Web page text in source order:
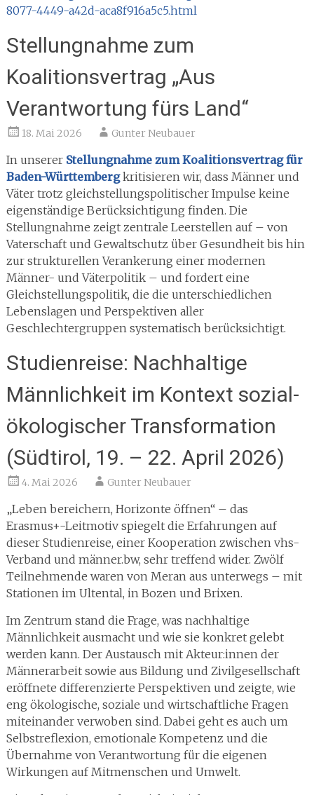
8077-4449-a42d-aca8f916a5c5.html
Stellungnahme zum
Koalitionsvertrag „Aus
Verantwortung fürs Land“
18. Mai 2026 Gunter Neubauer
In unserer Stellungnahme zum Koalitionsvertrag für
Baden-Württembergkritisieren wir, dass Männer und
Väter trotz gleichstellungspolitischer Impulse keine
eigenständige Berücksichtigung finden. Die
Stellungnahme zeigt zentrale Leerstellen auf – von
Vaterschaft und Gewaltschutz über Gesundheit bis hin
zur strukturellen Verankerung einer modernen
Männer- und Väterpolitik – und fordert eine
Gleichstellungspolitik, die die unterschiedlichen
Lebenslagen und Perspektiven aller
Geschlechtergruppen systematisch berücksichtigt.
Studienreise: Nachhaltige
Männlichkeit im Kontext sozial-
ökologischer Transformation
(Südtirol, 19. – 22. April 2026)
4. Mai 2026 Gunter Neubauer
„Leben bereichern, Horizonte öffnen“ – das
Erasmus+-Leitmotiv spiegelt die Erfahrungen auf
dieser Studienreise, einer Kooperation zwischen vhs-
Verband und männer.bw, sehr treffend wider. Zwölf
Teilnehmende waren von Meran aus unterwegs – mit
Stationen im Ultental, in Bozen und Brixen.
Im Zentrum stand die Frage, was nachhaltige
Männlichkeit ausmacht und wie sie konkret gelebt
werden kann. Der Austausch mit Akteur:innen der
Männerarbeit sowie aus Bildung und Zivilgesellschaft
eröffnete differenzierte Perspektiven und zeigte, wie
eng ökologische, soziale und wirtschaftliche Fragen
miteinander verwoben sind. Dabei geht es auch um
Selbstreflexion, emotionale Kompetenz und die
Übernahme von Verantwortung für die eigenen
Wirkungen auf Mitmenschen und Umwelt.